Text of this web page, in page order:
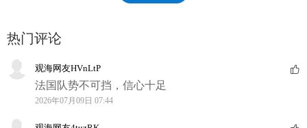
热门评论
观海网友HVnLtP
法国队势不可挡，信心十足
2026年07月09日 07:44